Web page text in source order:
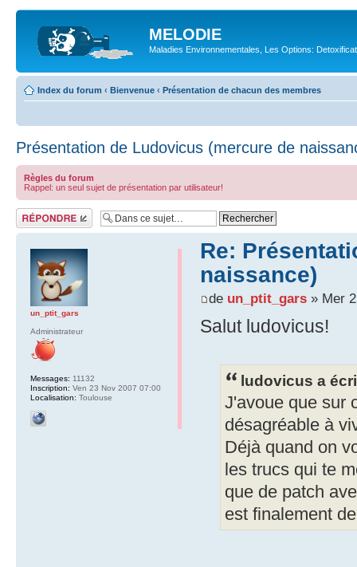
MELODIE
Maladies Environnementales, Les Options:
Index du forum ‹ Bienvenue ‹ Présentation de chacun des membres
Présentation de Ludovicus (mercure de
Règles du forum
Rappel: un seul sujet de présentation par utilisateur!
Répondre
Re:
naissance)
de un_ptit_gars» Mer
Salut ludovicus!
ludovicus a
J'avoue que sur
désagréable à
Déjà quand on
les trucs qui te
que de patch
est finalement
un_ptit_gars
Administrateur
Messages: 11132
Inscription: Ven 23 Nov 2007 07:00
Localisation: Toulouse